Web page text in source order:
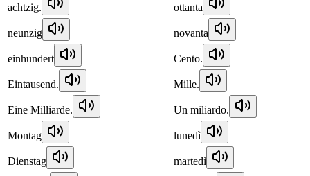
achtzig. ottanta
neunzig novanta
einhundert Cento.
Eintausend. Mille.
Eine Milliarde. Un miliardo.
Montag lunedì
Dienstag martedì